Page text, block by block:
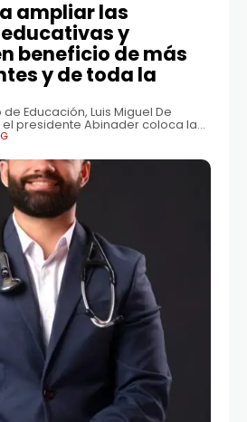
ampliar las
y
beneficio de más
y de toda la
de Educación, Luis Miguel De
presidente Abinader coloca la
de su visión, para que ningún